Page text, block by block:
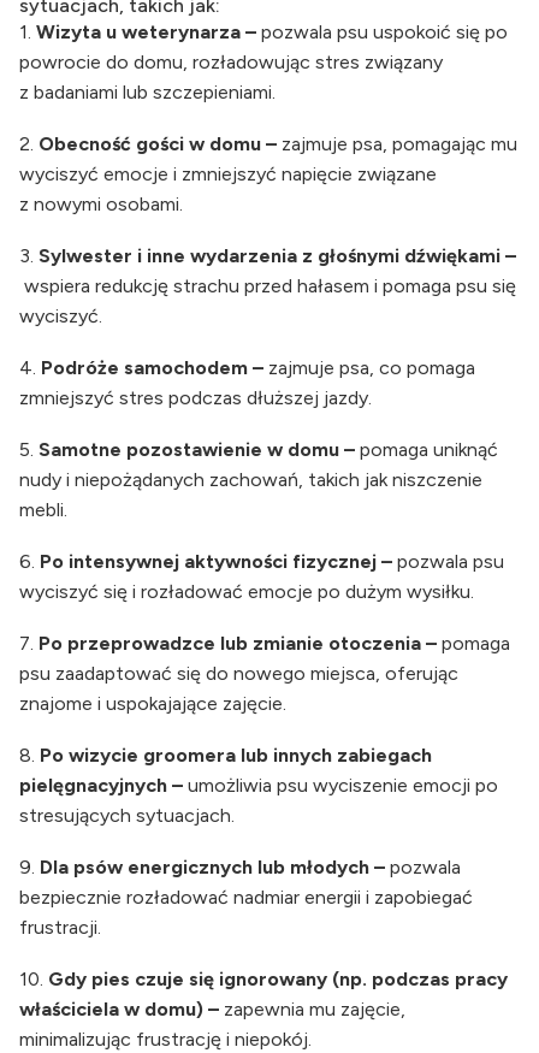
sytuacjach, takich jak:
1. Wizyta u weterynarza – pozwala psu uspokoić się po
powrocie do domu, rozładowując stres związany
z badaniami lub szczepieniami.
2. Obecność gości w domu – zajmuje psa, pomagając mu
wyciszyć emocje i zmniejszyć napięcie związane
z nowymi osobami.
3. Sylwester i inne wydarzenia z głośnymi dźwiękami –
wspiera redukcję strachu przed hałasem i pomaga psu się
wyciszyć.
4. Podróże samochodem – zajmuje psa, co pomaga
zmniejszyć stres podczas dłuższej jazdy.
5. Samotne pozostawienie w domu – pomaga uniknąć
nudy i niepożądanych zachowań, takich jak niszczenie
mebli.
6. Po intensywnej aktywności fizycznej – pozwala psu
wyciszyć się i rozładować emocje po dużym wysiłku.
7. Po przeprowadzce lub zmianie otoczenia – pomaga
psu zaadaptować się do nowego miejsca, oferując
znajome i uspokajające zajęcie.
8. Po wizycie groomera lub innych zabiegach
pielęgnacyjnych – umożliwia psu wyciszenie emocji po
stresujących sytuacjach.
9. Dla psów energicznych lub młodych – pozwala
bezpiecznie rozładować nadmiar energii i zapobiegać
frustracji.
10. Gdy pies czuje się ignorowany (np. podczas pracy
właściciela w domu) – zapewnia mu zajęcie,
minimalizując frustrację i niepokój.